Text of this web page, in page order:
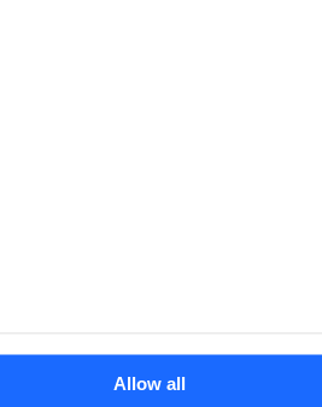
Allow all
IHNEN